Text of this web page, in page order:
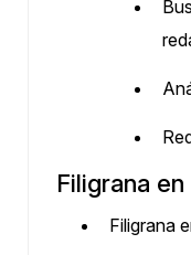
Filigrana
Filigrana